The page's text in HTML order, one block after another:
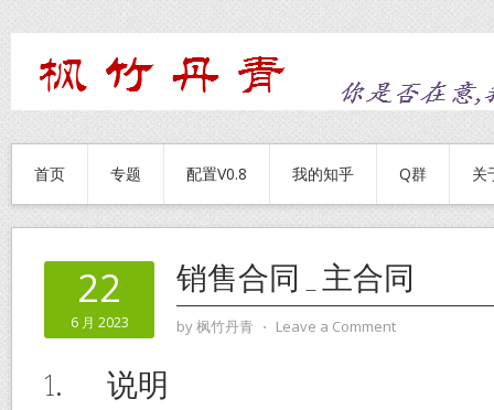
首页 专题 配置V0.8 我的知乎 Q群 关
22
6 月 2023
销售合同_主合同
by枫竹丹青 ⋅ Leave a Comment
1. 说明